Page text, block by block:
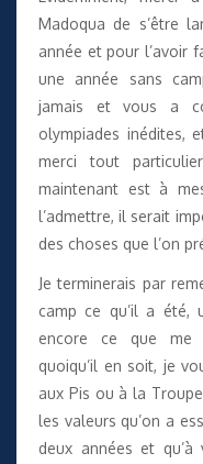
Madoqua de s’être
année et pour l’avoir
une année sans
jamais et vous a
olympiades inédites,
merci tout
maintenant est à
l’admettre, il serait
des choses que l’on
Je terminerais par
camp ce qu’il a été,
encore ce que me
quoiqu’il en soit, je
aux Pis ou à la
les valeurs qu’on a
deux années et